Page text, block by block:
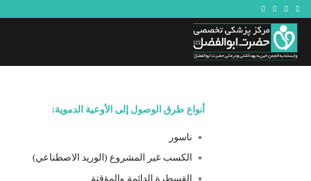
Skip
content
أنواع طرق الوصول إلى الأوعية الدموية:
ناسور
الكسب غير المشروع (الوريد الاصطناعي)
القسطرة الدائمة والمؤقتة